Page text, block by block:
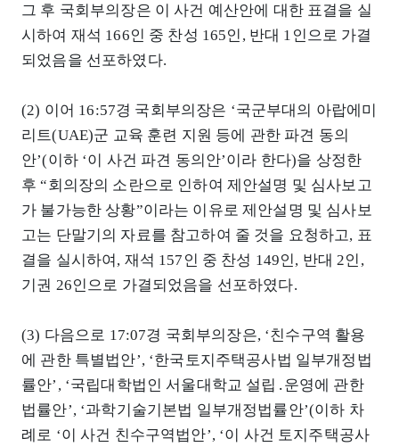
그 후 국회부의장은 이 사건 예산안에 대한 표결을 실
시하여 재석 166인 중 찬성 165인, 반대 1인으로 가결
되었음을 선포하였다.
(2) 이어 16:57경 국회부의장은 ‘국군부대의 아랍에미
리트(UAE)군 교육 훈련 지원 등에 관한 파견 동의
안’(이하 ‘이 사건 파견 동의안’이라 한다)을 상정한
후 “회의장의 소란으로 인하여 제안설명 및 심사보고
가 불가능한 상황”이라는 이유로 제안설명 및 심사보
고는 단말기의 자료를 참고하여 줄 것을 요청하고, 표
결을 실시하여, 재석 157인 중 찬성 149인, 반대 2인,
기권 26인으로 가결되었음을 선포하였다.
(3) 다음으로 17:07경 국회부의장은, ‘친수구역 활용
에 관한 특별법안’, ‘한국토지주택공사법 일부개정법
률안’, ‘국립대학법인 서울대학교 설립․운영에 관한
법률안’, ‘과학기술기본법 일부개정법률안’(이하 차
례로 ‘이 사건 친수구역법안’, ‘이 사건 토지주택공사